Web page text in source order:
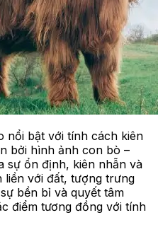
nổi bật với tính cách kiên
bởi hình ảnh con bò –
sự ổn định, kiên nhẫn và
liền với đất, tượng trưng
bền bỉ và quyết tâm
điểm tương đồng với tính